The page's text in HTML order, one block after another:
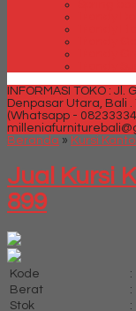
INFORMASI TOKO :
Denpasar Utara, Bali .
(Whatsapp -
Beranda » Kursi
Jual Kursi
899
Kode :
Berat
:
Stok
: